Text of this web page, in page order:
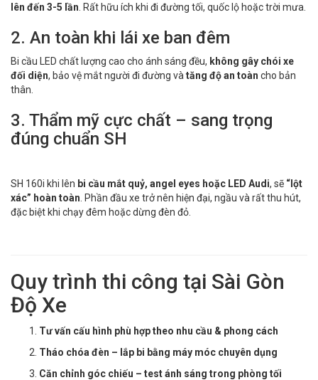
lên đến 3-5 lần . Rất hữu ích khi đi đường tối, quốc lộ hoặc trời mưa.
2. An toàn khi lái xe ban đêm
Bi cầu LED chất lượng cao cho ánh sáng đều, không gây chói xe
đối diện, bảo vệ mắt người đi đường và tăng độ an toàn cho bản
thân.
3. Thẩm mỹ cực chất – sang trọng
đúng chuẩn SH
SH 160i khi lên bi cầu mắt quỷ, angel eyes hoặc LED Audi, sẽ “lột
xác” hoàn toàn . Phần đầu xe trở nên hiện đại, ngầu và rất thu hút,
đặc biệt khi chạy đêm hoặc dừng đèn đỏ.
Quy trình thi công tại Sài Gòn
Độ Xe
Tư vấn cấu hình phù hợp theo nhu cầu & phong cách
Tháo chóa đèn – lắp bi bằng máy móc chuyên dụng
Căn chỉnh góc chiếu – test ánh sáng trong phòng tối